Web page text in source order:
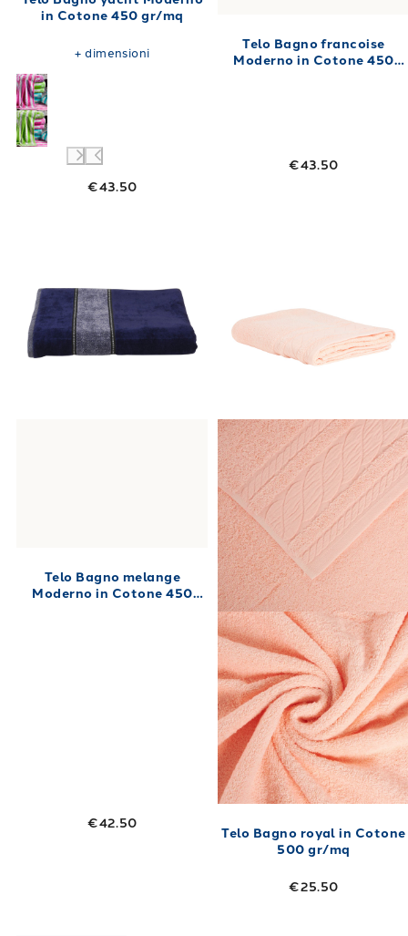
in Cotone 450 gr/mq
€43.50
+dimensioni
Telo Bagno francoise
Moderno in Cotone 450
€43.50
Telo Bagno melange
Moderno in Cotone 450
€42.50
Telo Bagno royal in Cotone
500 gr/mq
€25.50